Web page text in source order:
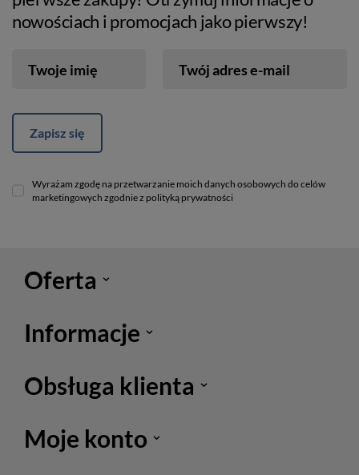
nowościach i promocjach jako pierwszy!
Twoje imię Twój adres e-mail
Zapisz się
Wyrażam zgodę na przetwarzanie moich danych osobowych do celów
marketingowych zgodnie z polityką prywatności
Oferta
Informacje
Obsługa klienta
Moje konto